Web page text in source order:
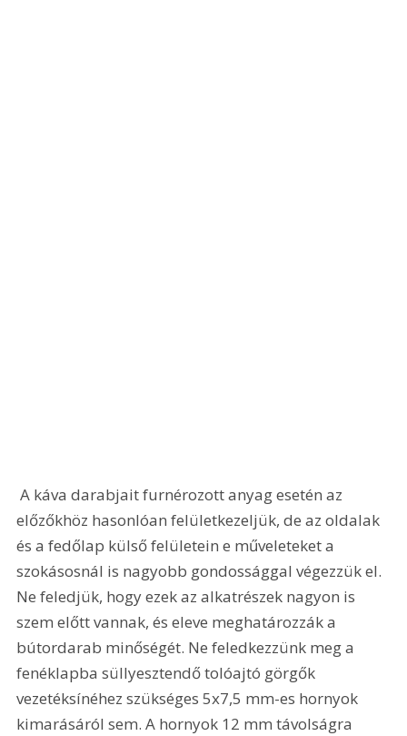
A káva darabjait furnérozott anyag esetén az
előzőkhöz hasonlóan felületkezeljük, de az oldalak
és a fedőlap külső felületein e műveleteket a
szokásosnál is nagyobb gondossággal végezzük el.
Ne feledjük, hogy ezek az alkatrészek nagyon is
szem előtt vannak, és eleve meghatározzák a
bútordarab minőségét. Ne feledkezzünk meg a
fenéklapba süllyesztendő tolóajtó görgők
vezetéksínéhez szükséges 5x7,5 mm-es hornyok
kimarásáról sem. A hornyok 12 mm távolságra